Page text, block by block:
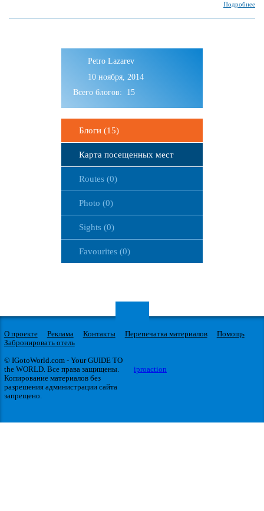
Подробнее
Petro Lazarev
10 ноября, 2014
Всего блогов: 15
Блоги (15)
Карта посещенных мест
Routes (0)
Photo (0)
Sights (0)
Favourites (0)
О проекте Реклама Контакты Перепечатка материалов
Помощь
Забронировать отель
© IGotoWorld.com - Your GUIDE TO
the WORLD. Все права защищены.
Копирование материалов без
разрешения администрации сайта
запрещено.
iproaction